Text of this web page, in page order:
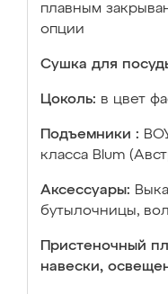
плавным
опции
Сушка для
Цоколь: в цвет
Подъемники :
класса Blum
Аксессуары:
бутылочницы,
Пристеночный
навески,